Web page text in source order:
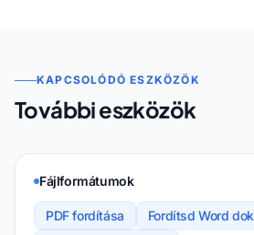
KAPCSOLÓDÓ ESZKÖZÖK
További eszközök
Fájlformátumok
PDF fordítása
Fordítsd Word